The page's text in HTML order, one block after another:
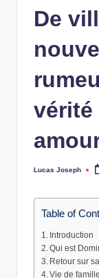
De
vérité
Posted
Lucas Joseph
Table of
Introduction
Qui est
Retour sur
Vie de